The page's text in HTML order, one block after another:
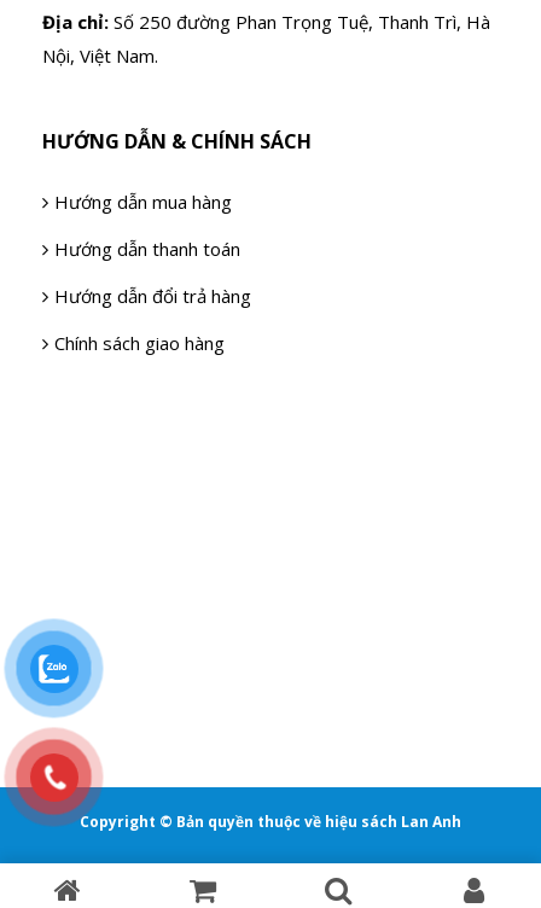
Địa chỉ: Số 250 đường Phan Trọng Tuệ, Thanh Trì, Hà
Nội, Việt Nam.
HƯỚNG DẪN & CHÍNH SÁCH
Hướng dẫn mua hàng
Hướng dẫn thanh toán
Hướng dẫn đổi trả hàng
Chính sách giao hàng
Copyright © Bản quyền thuộc về hiệu sách Lan Anh